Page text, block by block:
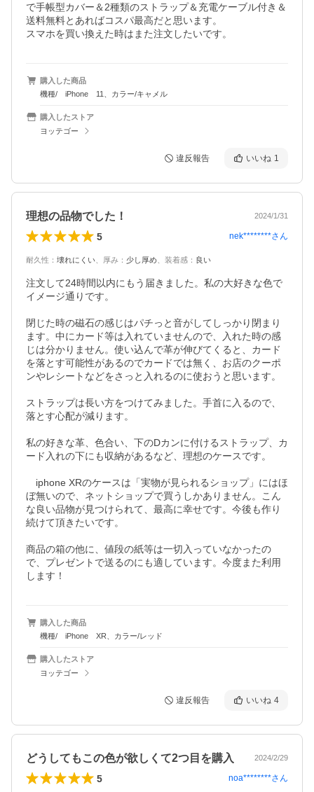
で手帳型カバー＆2種類のストラップ＆充電ケーブル付き＆
送料無料とあればコスパ最高だと思います。
スマホを買い換えた時はまた注文したいです。
購入した商品
機種/ iPhone 11、カラー/キャメル
購入したストア
ヨッテゴー
違反報告 いいね 1
理想の品物でした！ 2024/1/31
5 nek********さん
耐久性 ： 壊れにくい 厚み ： 少し厚め 装着感 ： 良い
注文して24時間以内にもう届きました。私の大好きな色で
イメージ通りです。
閉じた時の磁石の感じはパチっと音がしてしっかり閉まり
ます。中にカード等は入れていませんので、入れた時の感
じは分かりません。使い込んで革が伸びてくると、カード
を落とす可能性があるのでカードでは無く、お店のクーポ
ンやレシートなどをさっと入れるのに使おうと思います。
ストラップは長い方をつけてみました。手首に入るので、
落とす心配が減ります。
私の好きな革、色合い、下のDカンに付けるストラップ、カ
ード入れの下にも収納があるなど、理想のケースです。
iphone XRのケースは「実物が見られるショップ」にはほ
ぼ無いので、ネットショップで買うしかありません。こん
な良い品物が見つけられて、最高に幸せです。今後も作り
続けて頂きたいです。
商品の箱の他に、値段の紙等は一切入っていなかったの
で、プレゼントで送るのにも適しています。今度また利用
します！
購入した商品
機種/ iPhone XR、カラー/レッド
購入したストア
ヨッテゴー
違反報告 いいね 4
どうしてもこの色が欲しくて2つ目を購入 2024/2/29
5 noa********さん